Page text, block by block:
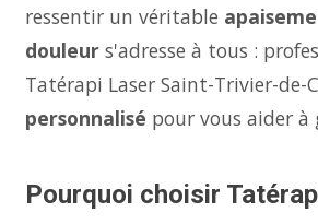
ressentir un véritable
douleur s'adresse à tous :
Tatérapi Laser Saint-Trivier-de-
personnalisé pour vous aider
Pourquoi choisir